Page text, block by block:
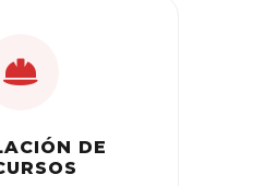
DE